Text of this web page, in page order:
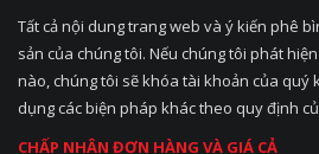
Tất cả nội dung trang web và ý kiến phê
sản của chúng tôi. Nếu chúng tôi phát
nào, chúng tôi sẽ khóa tài khoản của quý
dụng các biện pháp khác theo quy định
CHẤP NHẬN ĐƠN HÀNG VÀ GIÁ CẢ